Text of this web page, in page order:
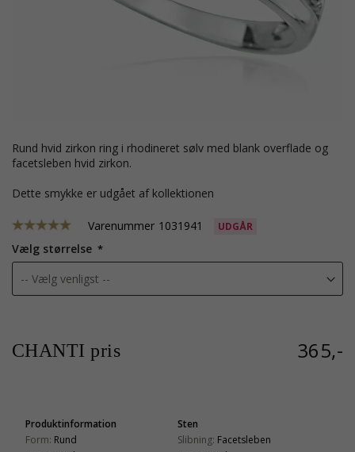
rund hvid zirkon ring i rhodineret sølv med blank overflade og
facetsleben hvid zirkon.
Dette smykke er udgået af kollektionen
Varenummer 1031941 UDGÅR
Vælg størrelse
CHANTI pris 365,-
Produktinformation
Form: Rund
Sten
Slibning: Facetsleben